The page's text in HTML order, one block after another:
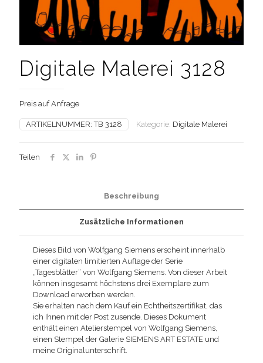
Digitale Malerei 3128
Preis auf Anfrage
ARTIKELNUMMER:TB 3128 Kategorie: Digitale Malerei
Teilen
Beschreibung
Zusätzliche Informationen
Dieses Bild von Wolfgang Siemens erscheint innerhalb
einer digitalen limitierten Auflage der Serie
„Tagesblätter“ von Wolfgang Siemens. Von dieser Arbeit
können insgesamt höchstens drei Exemplare zum
Download erworben werden.
Sie erhalten nach dem Kauf ein Echtheitszertifikat, das
ich Ihnen mit der Post zusende. Dieses Dokument
enthält einen Atelierstempel von Wolfgang Siemens,
einen Stempel der Galerie SIEMENS ART ESTATE und
meine Originalunterschrift.